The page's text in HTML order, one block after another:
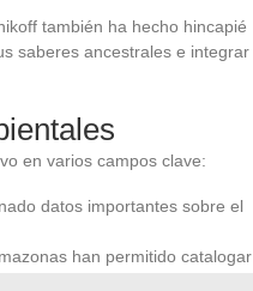
también ha hecho hincapié
saberes ancestrales e integrar
en varios campos clave:
datos importantes sobre el
han permitido catalogar